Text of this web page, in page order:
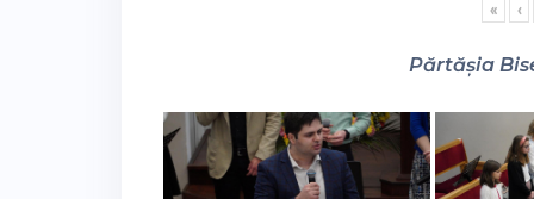
« ‹
Părtășia